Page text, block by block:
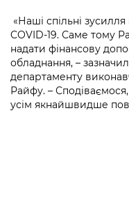
«Наші спільні
COVID-19. Саме тому
надати фінансову
обладнання, –
департаменту
Райфу. –
усім якнайшвидше